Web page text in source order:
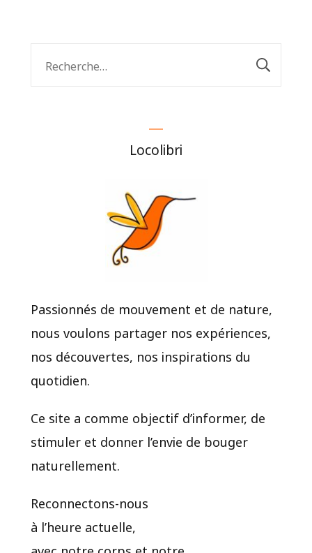
Locolibri
Passionnés de mouvement et de nature,
nous voulons partager nos expériences,
nos découvertes, nos inspirations du
quotidien.​
Ce site a comme objectif d’informer, de
stimuler et donner l’envie de bouger
naturellement.
Reconnectons-nous
à l’heure actuelle,